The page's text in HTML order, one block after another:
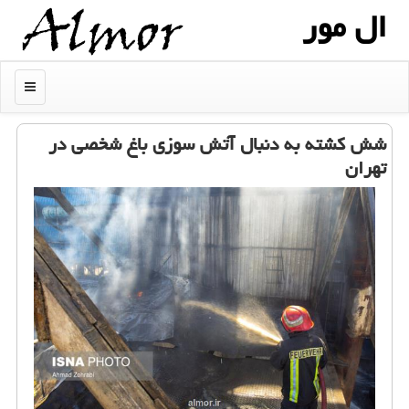
ال مور
منو
شش كشته به دنبال آتش سوزی باغ شخصی در
تهران